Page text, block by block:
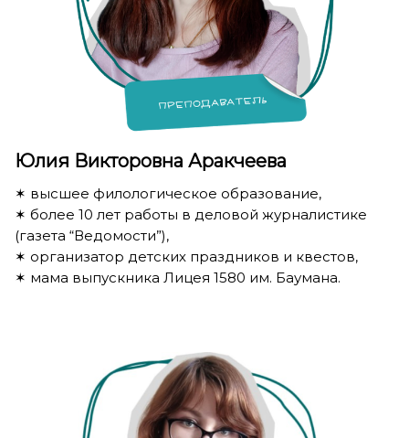
Юлия Викторовна Аракчеева
✶ высшее филологическое образование,
✶ более 10 лет работы в деловой журналистике
(газета “Ведомости”),
✶ организатор детских праздников и квестов,
✶ мама выпускника Лицея 1580 им. Баумана.